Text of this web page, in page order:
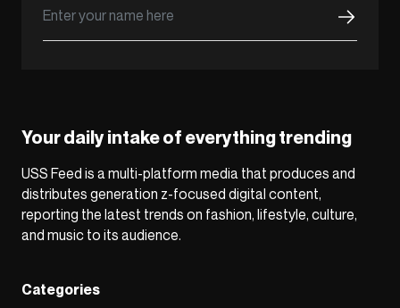
Your daily intake of everything trending
USS Feed is a multi-platform media that produces and
distributes generation z-focused digital content,
reporting the latest trends on fashion, lifestyle, culture,
and music to its audience.
Categories